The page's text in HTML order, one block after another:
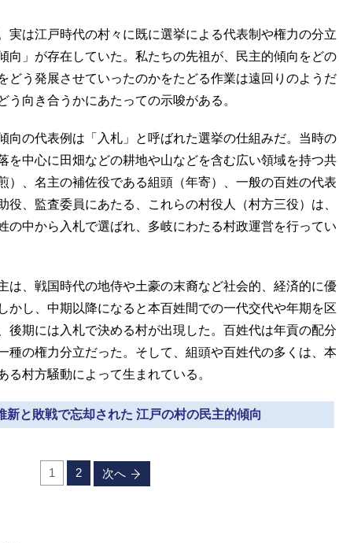
は江戸時代の村々に既に選挙による代表制や権力の分立
向」が存在していた。私たちの先祖が、民主的傾向をどの
どう発展させていったのかをたどる作業は遠回りのようだ
う向き合うかにあたっての示唆がある。
の代表例は「入札」と呼ばれた選挙の仕組みだ。当時の
を中心に田畑などの耕地や山などを含む広い領域を持つ共
）、名主の補佐役である組頭（年寄）、一般の百姓の代表
役、監査委員にあたる、これらの村役人（村方三役）は、
の中から入札で選ばれ、多岐にわたる村政運営を行ってい
、戦国時代の地侍や土豪の末裔など社会的、経済的に優
かし、中期以降になると本百姓間での一代交代や年期を区
後期には入札で決める村が出現した。百姓代は年貢の配分
種の権力分立だった。そして、組頭や百姓代の多くは、本
る村方騒動によって生まれている。
新と敗戦で忘却された 江戸の村の民主的傾向
1 2 次へ